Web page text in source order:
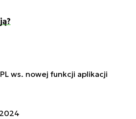
ws. nowej funkcji aplikacji